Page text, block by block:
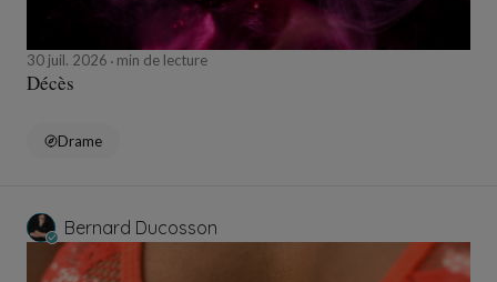
30 juil. 2026 min de lecture
Décès
Drame
Bernard Ducosson